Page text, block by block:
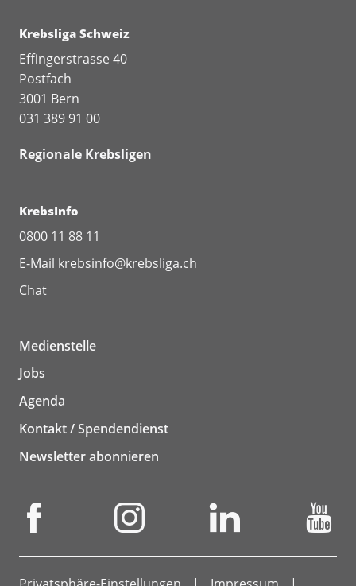
Krebsliga Schweiz
Effingerstrasse 40
Postfach
3001 Bern
031 389 91 00
Regionale Krebsligen
KrebsInfo
0800 11 88 11
E-Mail krebsinfo@krebsliga.ch
Chat
Medienstelle
Jobs
Agenda
Kontakt / Spendendienst
Newsletter abonnieren